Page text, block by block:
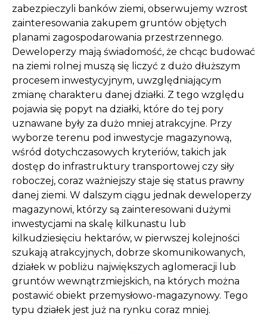
zabezpieczyli banków ziemi, obserwujemy wzrost
zainteresowania zakupem gruntów objętych
planami zagospodarowania przestrzennego.
Deweloperzy mają świadomość, że chcąc budować
na ziemi rolnej muszą się liczyć z dużo dłuższym
procesem inwestycyjnym, uwzględniającym
zmianę charakteru danej działki. Z tego względu
pojawia się popyt na działki, które do tej pory
uznawane były za dużo mniej atrakcyjne. Przy
wyborze terenu pod inwestycje magazynową,
wśród dotychczasowych kryteriów, takich jak
dostęp do infrastruktury transportowej czy siły
roboczej, coraz ważniejszy staje się status prawny
danej ziemi. W dalszym ciągu jednak deweloperzy
magazynowi, którzy są zainteresowani dużymi
inwestycjami na skalę kilkunastu lub
kilkudziesięciu hektarów, w pierwszej kolejności
szukają atrakcyjnych, dobrze skomunikowanych,
działek w pobliżu największych aglomeracji lub
gruntów wewnątrzmiejskich, na których można
postawić obiekt przemysłowo-magazynowy. Tego
typu działek jest już na rynku coraz mniej.